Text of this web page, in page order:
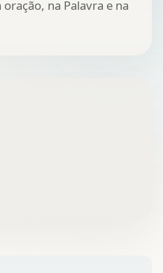
na Palavra e na